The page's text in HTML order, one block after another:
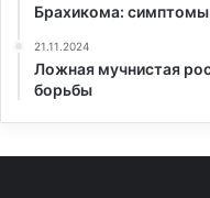
Брахикома:
21.11.2024
Ложная мучнистая
борьбы